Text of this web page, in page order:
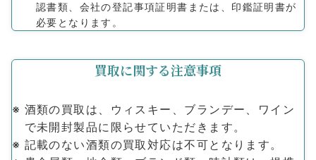
認書類、会社の登記事項証明書または、印鑑証明書が
必要となります。
買取に関する注意事項
酒類の買取は、ウィスキー、ブランデー、ワイン
で未開封製品に限らせていただきます。
記載のない酒類の買取対応は不可となります。